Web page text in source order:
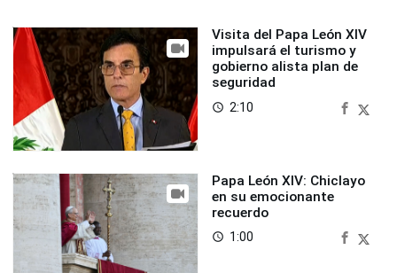
Visita del Papa León XIV
impulsará el turismo y
gobierno alista plan de
seguridad
access_time 2:10
Papa León XIV: Chiclayo
en su emocionante
recuerdo
access_time 1:00